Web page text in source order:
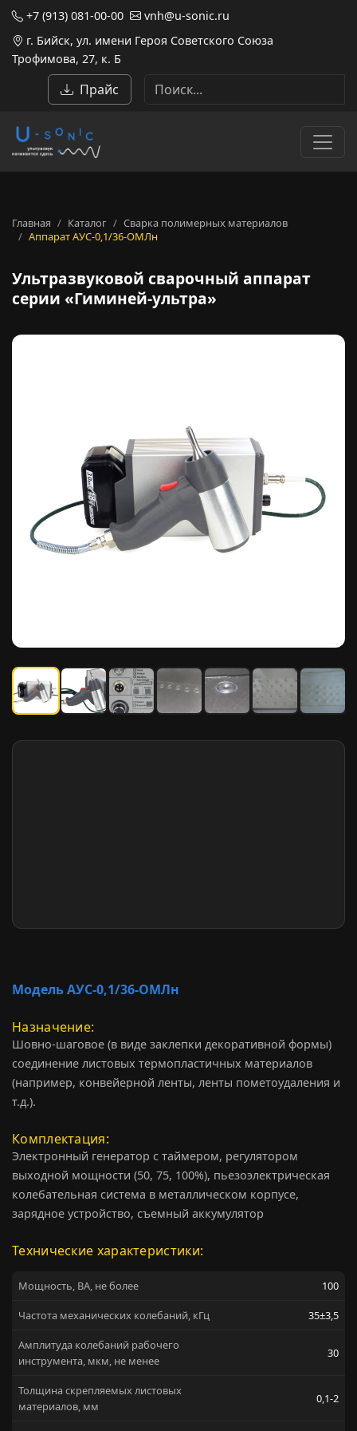
+7 (913) 081-00-00
vnh@u-sonic.ru
г. Бийск, ул. имени Героя Советского Союза
Трофимова, 27, к. Б
Прайс
Главная Каталог
Сварка полимерных материалов
Аппарат АУС-0,1/36-ОМЛн
Ультразвуковой сварочный
Ультразвуковой сварочный аппарат
серии «Гиминей-ультра»
Модель АУС-0,1/36-ОМЛн
Назначение
Шовно-шаговое (в виде заклепки декоративной формы)
соединение листовых термопластичных материалов
(например, конвейерной ленты, ленты пометоудаления и
т.д.).
Комплектация
Электронный генератор с таймером, регулятором
выходной мощности (50, 75, 100%), пьезоэлектрическая
колебательная система в металлическом корпусе,
зарядное устройство, съемный аккумулятор
Технические характеристики:
Мощность, ВА, не более 100
Частота механических колебаний, кГц 35±3,5
Амплитуда колебаний рабочего
инструмента, мкм, не менее
30
Толщина скрепляемых листовых
материалов, мм
0,1-2